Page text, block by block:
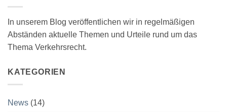
In unserem Blog veröffentlichen wir in regelmäßigen
Abständen aktuelle Themen und Urteile rund um das
Thema Verkehrsrecht.
KATEGORIEN
News (14)